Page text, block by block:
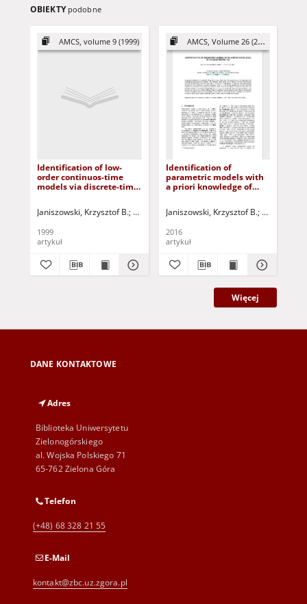
OBIEKTY podobne
AMCS, volume 9 (1999)
Identification of low-
order continuos-time
models via discrete-time
Janiszowski, Krzysztof B. Korbicz, Józef (1951- ) - red. Uciński, Dariusz
1999
artykuł
AMCS, Volume 26 (2016)
Identification of
parametric models with
a priori knowledge of
Janiszowski, Krzysztof B. Wnuk,
2016
artykuł
Więcej
DANE KONTAKTOWE
Adres
Biblioteka Uniwersytetu
Zielonogórskiego
al. Wojska Polskiego 71
65-762 Zielona Góra
Telefon
(+48) 68 328 21 55
E-Mail
kontakt@zbc.uz.zgora.pl